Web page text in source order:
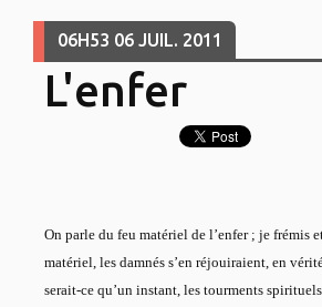
06H53 06 JUIL. 2011
L'enfer
On parle du feu matériel de l’enfer ; je frémis
matériel, les damnés s’en réjouiraient, en
serait-ce qu’un instant, les tourments